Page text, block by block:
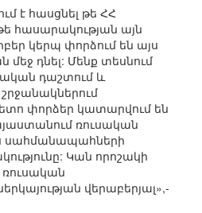
է հասցնել թե ՀՀ
հասարակության այն
կերպ փորձում են այս
մեջ դնել: Մենք տեսնում
դաշտում և
փորձեր կատարվում են
ռուսական
սահմանապահների
Կան որոշակի
ռուսական
վերաբերյալ»,-